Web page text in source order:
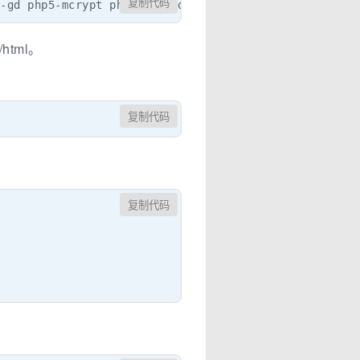
php5-mcrypt php5-cgisudo service nginx
复制代码
。
复制代码
复制代码